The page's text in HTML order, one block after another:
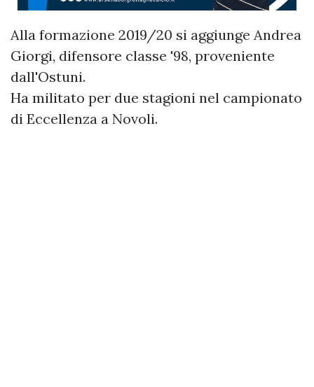
Alla formazione 2019/20 si aggiunge Andrea
Giorgi, difensore classe '98, proveniente
dall'Ostuni.
Ha militato per due stagioni nel campionato
di Eccellenza a Novoli.